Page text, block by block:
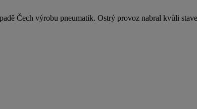
Čech výrobu pneumatik. Ostrý provoz nabral kvůli